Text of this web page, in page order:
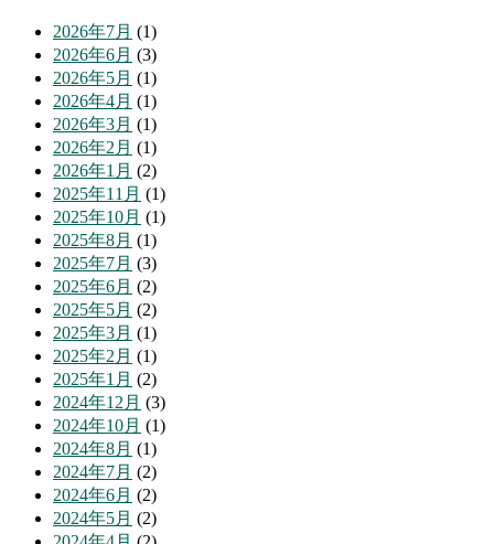
2026年7月 (1)
2026年6月 (3)
2026年5月 (1)
2026年4月 (1)
2026年3月 (1)
2026年2月 (1)
2026年1月 (2)
2025年11月 (1)
2025年10月 (1)
2025年8月 (1)
2025年7月 (3)
2025年6月 (2)
2025年5月 (2)
2025年3月 (1)
2025年2月 (1)
2025年1月 (2)
2024年12月 (3)
2024年10月 (1)
2024年8月 (1)
2024年7月 (2)
2024年6月 (2)
2024年5月 (2)